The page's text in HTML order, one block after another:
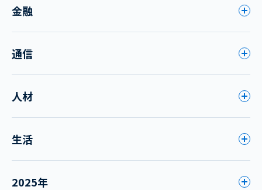
金融
通信
人材
生活
2025年